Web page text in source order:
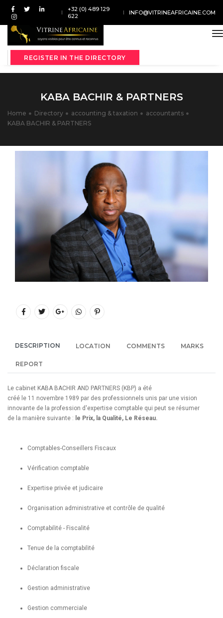
+32 (0) 489 129
622
INFO@VITRINEAFRICAINE.COM
REGISTER IN THE DIRECTORY
KABA BACHIR & PARTNERS
Home Directory accounting & taxation
accountants
KABA BACHIR & PARTNERS
DESCRIPTION LOCATION COMMENTS MARKS
REPORT
Le cabinet KABA BACHIR AND PARTNERS (KBP) a été
créé le 11 novembre 1989 par des professionnels unis par une vision
innovante de la profession d'expertise comptable qui peut se résumer
de la manière suivante : le Prix, la Qualité, Le Réseau.
Comptables-Conseillers Fiscaux
Vérification comptable
Expertise privée et judicaire
Organisation administrative et contrôle de qualité
Comptabilité - Fiscalité
Tenue de la comptabilité
Déclaration fiscale
Gestion administrative
Gestion commerciale